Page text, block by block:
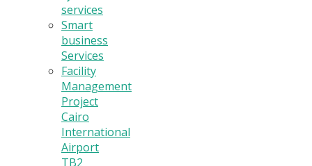
services
Smart
business
Services
Facility
Management
Project
Cairo
International
Airport
TB2